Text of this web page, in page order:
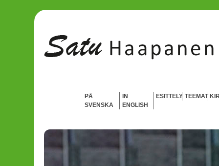
TEEMAT
ESITTELY
IN
ENGLISH
PÅ
SVENSKA